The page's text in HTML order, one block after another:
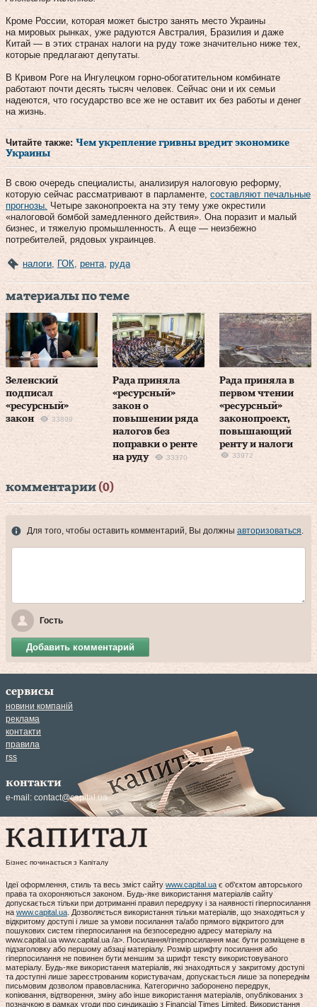
Кроме России, которая может быстро занять место Украины
на мировых рынках, уже радуются Австралия, Бразилия и даже
Китай — в этих странах налоги на руду тоже значительно ниже тех,
которые предлагают депутаты.
В Кривом Роге на Ингулецком горно-обогатительном комбинате
работают почти десять тысяч человек. Сейчас они и их семьи
надеются, что государство все же не оставит их без работы и денег
на жизнь.
Читайте также: Чем укрепление гривны вредит экономике
Украины
В свою очередь специалисты, анализируя налоговую реформу,
которую сейчас рассматривают в парламенте, составляют печальные
прогнозы. Четыре законопроекта на эту тему уже окрестили
«налоговой бомбой замедленного действия». Она поразит и малый
бизнес, и тяжелую промышленность. А еще — неизбежно
потребителей, рядовых украинцев.
налоги ГОК рента руда
материалы по теме
Зеленский
подписал
«ресурсный»
закон
33899
Рада приняла
«ресурсный»
закон о
повышении ряда
налогов без
поправки о ренте
на руду
33370
Рада приняла в
первом чтении
«ресурсный»
законопроект,
повышающий
ренту и налоги
33972
комментарии (0)
Для того, чтобы оставить комментарий, Вы должны авторизоваться.
Гость
Добавить комментарий
сервисы
новини компаній
реклама
контакти
правила
rss
контакти
e-mail: contact@capital.ua
Бізнес починається з Капіталу
Ідеї оформлення, стиль та весь зміст сайту www.capital.ua є об'єктом авторського
права та охороняються законом. Будь-яке використання матеріалів сайту
допускається тільки при дотриманні правил передруку і за наявності гіперпосилання
на www.capital.ua. Дозволяється використання тільки матеріалів, що знаходяться у
відкритому доступі і лише за умови посилання та/або прямого відкритого для
пошукових систем гіперпосилання на безпосередню адресу матеріалу на
www.capital.ua www.capital.ua /a>. Посилання/гіперпосилання має бути розміщене в
підзаголовку або першому абзаці матеріалу. Розмір шрифту посилання або
гіперпосилання не повинен бути меншим за шрифт тексту використовуваного
матеріалу. Будь-яке використання матеріалів, які знаходяться у закритому доступі
та доступні лише зареєстрованим користувачам, допускається лише за попереднім
письмовим дозволом правовласника. Категорично заборонено передрук,
копіювання, відтворення, зміну або інше використання матеріалів, опублікованих з
позначкою в рамках угоди про синдикацію з Financial Times Limited. Використання